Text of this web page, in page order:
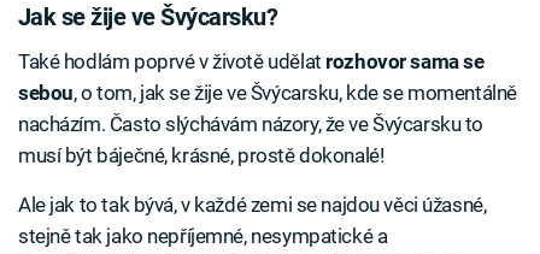
Jak se žije ve Švýcarsku?
Také hodlám poprvé v životě udělat rozhovor sama se
sebou, o tom, jak se žije ve Švýcarsku, kde se momentálně
nacházím. Často slýchávám názory, že ve Švýcarsku to
musí být báječné, krásné, prostě dokonalé!
Ale jak to tak bývá, v každé zemi se najdou věci úžasné,
stejně tak jako nepříjemné, nesympatické a